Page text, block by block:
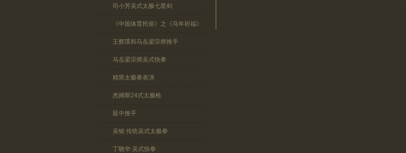
司小芳吴式太极七星剑
《中国体育民俗》之《马年祈福》
王辉璞和马岳梁宗师推手
马岳梁宗师吴式快拳
精简太极拳表演
杰姆斯24式太极枪
延中推手
吴铭 传统吴式太极拳
丁晓华 吴式快拳